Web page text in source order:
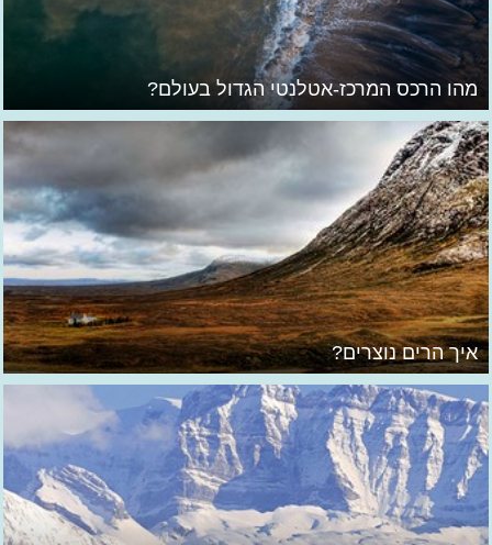
מהו הרכס המרכז-אטלנטי הגדול בעולם?
איך הרים נוצרים?